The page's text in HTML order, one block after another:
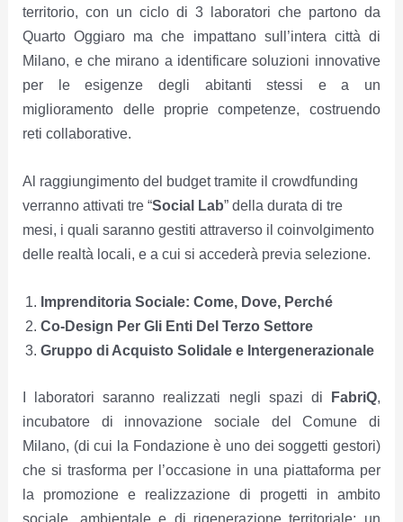
territorio, con un ciclo di 3 laboratori che partono da
Quarto Oggiaro ma che impattano sull’intera città di
Milano, e che mirano a identificare soluzioni innovative
per le esigenze degli abitanti stessi e a un
miglioramento delle proprie competenze, costruendo
reti collaborative.
Al raggiungimento del budget tramite il crowdfunding
verranno attivati tre “Social Lab” della durata di tre
mesi, i quali saranno gestiti attraverso il coinvolgimento
delle realtà locali, e a cui si accederà previa selezione.
Imprenditoria Sociale: Come, Dove, Perché
Co-Design Per Gli Enti Del Terzo Settore
Gruppo di Acquisto Solidale e Intergenerazionale
I laboratori saranno realizzati negli spazi di FabriQ,
incubatore di innovazione sociale del Comune di
Milano, (di cui la Fondazione è uno dei soggetti gestori)
che si trasforma per l’occasione in una piattaforma per
la promozione e realizzazione di progetti in ambito
sociale, ambientale e di rigenerazione territoriale: un